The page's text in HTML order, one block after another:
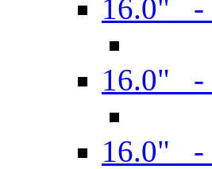
16.0" -
16.0" -
16.0" -